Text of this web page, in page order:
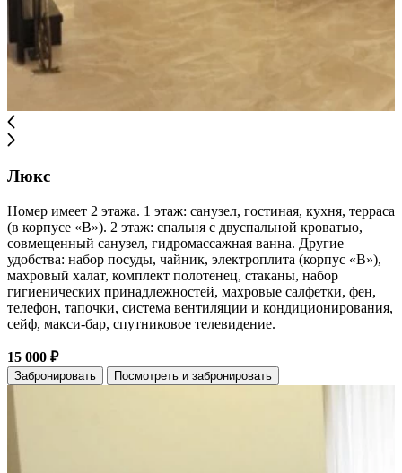
Люкс
Номер имеет 2 этажа. 1 этаж: санузел, гостиная, кухня, терраса
(в корпусе «В»). 2 этаж: спальня с двуспальной кроватью,
совмещенный санузел, гидромассажная ванна. Другие
удобства: набор посуды, чайник, электроплита (корпус «В»),
махровый халат, комплект полотенец, стаканы, набор
гигиенических принадлежностей, махровые салфетки, фен,
телефон, тапочки, система вентиляции и кондиционирования,
сейф, макси-бар, спутниковое телевидение.
15 000 ₽
Забронировать Посмотреть и забронировать